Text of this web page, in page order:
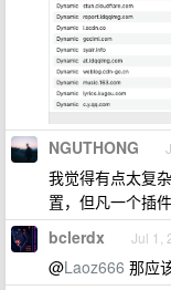
NGUTHONG
我觉得有点太复
置，但凡一个插
bclerdx Jul 1,
@Laoz666 那应